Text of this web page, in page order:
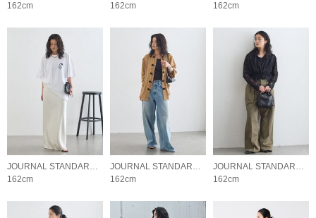
162cm
162cm
162cm
JOURNAL STANDARD L'ESSAGE
162cm
JOURNAL STANDARD L'ESSAGE
162cm
JOURNAL STANDARD L'ESSAGE
162cm